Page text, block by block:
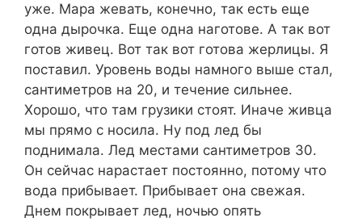
уже. Мара жевать, конечно, так есть еще
одна дырочка. Еще одна наготове. А так вот
готов живец. Вот так вот готова жерлицы. Я
поставил. Уровень воды намного выше стал,
сантиметров на 20, и течение сильнее.
Хорошо, что там грузики стоят. Иначе живца
мы прямо с носила. Ну под лед бы
поднимала. Лед местами сантиметров 30.
Он сейчас нарастает постоянно, потому что
вода прибывает. Прибывает она свежая.
Днем покрывает лед, ночью опять